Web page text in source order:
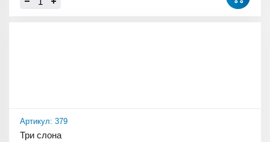
Артикул: 379
Три слона